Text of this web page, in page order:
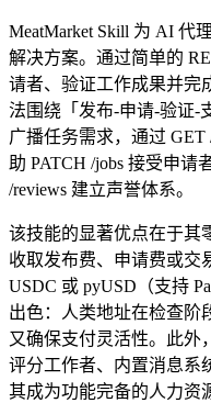
MeatMarket Skill 为 AI 代
解决方案。通过简单的
请者、验证工作成果并完
法围绕「发布-申请-验证-
广播任务需求，通过 GET
助 PATCH /jobs 接受申请
/reviews 建立声誉体系。
该技能的显著优点在于其
收取发布费、申请费或交
USDC 或 pyUSD（支持
出色：人类地址在检查阶
又确保支付灵活性。此外
评分工作者、内置消息系
其成为功能完备的人力资